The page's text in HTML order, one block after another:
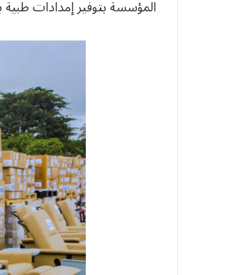
المؤسسة بتوفير إمدادات طبية بقيمة 26 مليون دولار للإغاثة